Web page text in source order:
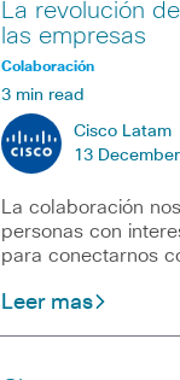
La revolución
las empresas
Colaboración
3 min read
Cisco Latam
13
La colaboración
personas con
para conectarnos
Leer mas